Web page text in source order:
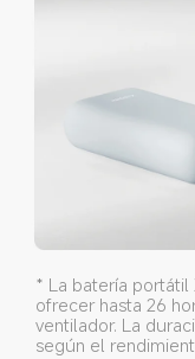
* La batería portátil
ofrecer hasta 26
ventilador. La
según el